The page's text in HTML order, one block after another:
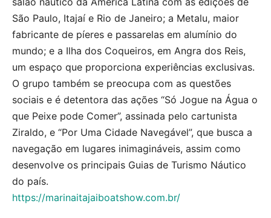
São Paulo, Itajaí e Rio de Janeiro; a Metalu, maior
fabricante de píeres e passarelas em alumínio do
mundo; e a Ilha dos Coqueiros, em Angra dos Reis,
um espaço que proporciona experiências exclusivas.
O grupo também se preocupa com as questões
sociais e é detentora das ações “Só Jogue na Água o
que Peixe pode Comer”, assinada pelo cartunista
Ziraldo, e “Por Uma Cidade Navegável”, que busca a
navegação em lugares inimagináveis, assim como
desenvolve os principais Guias de Turismo Náutico
do país.
https://marinaitajaiboatshow.com.br/